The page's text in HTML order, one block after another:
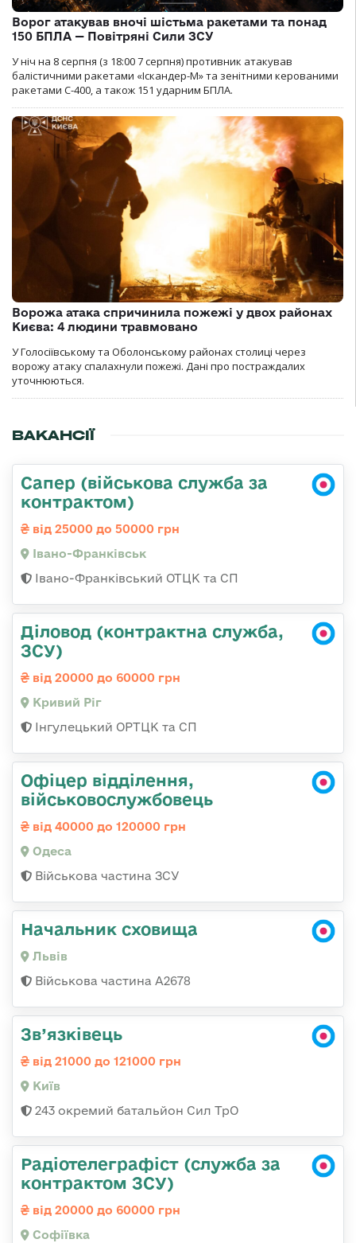
Ворог атакував вночі шістьма ракетами та понад
150 БПЛА — Повітряні Сили ЗСУ
У ніч на 8 серпня (з 18:00 7 серпня) противник атакував
балістичними ракетами «Іскандер-М» та зенітними керованими
ракетами С-400, а також 151 ударним БПЛА.
Ворожа атака спричинила пожежі у двох районах
Києва: 4 людини травмовано
У Голосіївському та Оболонському районах столиці через
ворожу атаку спалахнули пожежі. Дані про постраждалих
уточнюються.
ВАКАНСІЇ
Сапер (військова служба за
контрактом)
від 25000 до 50000 грн
Івано-Франківськ
Івано-Франківський ОТЦК та СП
Діловод (контрактна служба,
ЗСУ)
від 20000 до 60000 грн
Кривий Ріг
Інгулецький ОРТЦК та СП
Офіцер відділення,
військовослужбовець
від 40000 до 120000 грн
Одеса
Військова частина ЗСУ
Начальник сховища
Львів
Військова частина А2678
Зв’язківець
від 21000 до 121000 грн
Київ
243 окремий батальйон Сил ТрО
Радіотелеграфіст (служба за
контрактом ЗСУ)
від 20000 до 60000 грн
Софіївка